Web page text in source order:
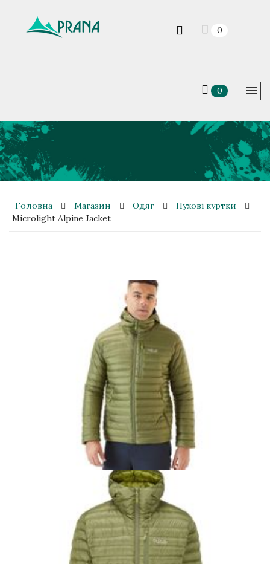
0
0
Головна Магазин Одяг
Пухові куртки
Microlight Alpine Jacket